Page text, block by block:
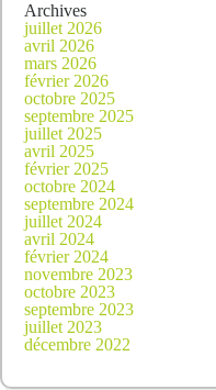
Archives
juillet 2026
avril 2026
mars 2026
février 2026
octobre 2025
septembre 2025
juillet 2025
avril 2025
février 2025
octobre 2024
septembre 2024
juillet 2024
avril 2024
février 2024
novembre 2023
octobre 2023
septembre 2023
juillet 2023
décembre 2022